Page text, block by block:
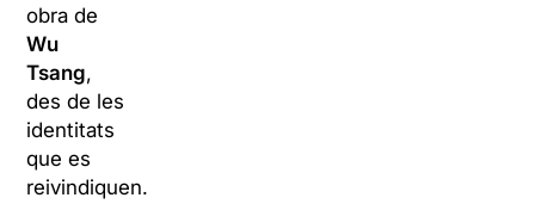
obra de
Wu
Tsang,
des de les
identitats
que es
reivindiquen.